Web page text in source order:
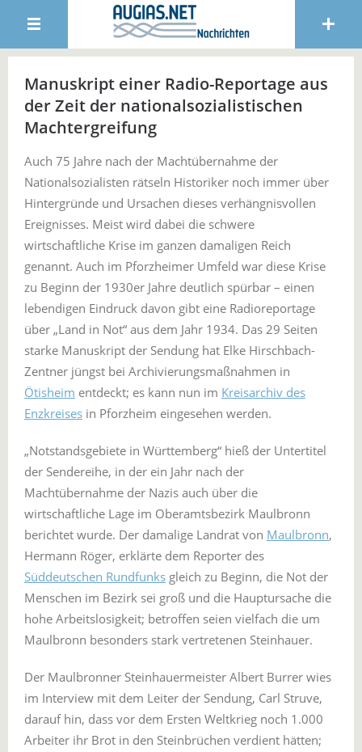
Manuskript einer Radio-Reportage aus
der Zeit der nationalsozialistischen
Machtergreifung
Auch 75 Jahre nach der Machtübernahme der
Nationalsozialisten rätseln Historiker noch immer über
Hintergründe und Ursachen dieses verhängnisvollen
Ereignisses. Meist wird dabei die schwere
wirtschaftliche Krise im ganzen damaligen Reich
genannt. Auch im Pforzheimer Umfeld war diese Krise
zu Beginn der 1930er Jahre deutlich spürbar – einen
lebendigen Eindruck davon gibt eine Radioreportage
über „Land in Not“ aus dem Jahr 1934. Das 29 Seiten
starke Manuskript der Sendung hat Elke Hirschbach-
Zentner jüngst bei Archivierungsmaßnahmen in
Ötisheim entdeckt; es kann nun im Kreisarchiv des
Enzkreises in Pforzheim eingesehen werden.
„Notstandsgebiete in Württemberg“ hieß der Untertitel
der Sendereihe, in der ein Jahr nach der
Machtübernahme der Nazis auch über die
wirtschaftliche Lage im Oberamtsbezirk Maulbronn
berichtet wurde. Der damalige Landrat von Maulbronn,
Hermann Röger, erklärte dem Reporter des
Süddeutschen Rundfunks gleich zu Beginn, die Not der
Menschen im Bezirk sei groß und die Hauptursache die
hohe Arbeitslosigkeit; betroffen seien vielfach die um
Maulbronn besonders stark vertretenen Steinhauer.
Der Maulbronner Steinhauermeister Albert Burrer wies
im Interview mit dem Leiter der Sendung, Carl Struve,
darauf hin, dass vor dem Ersten Weltkrieg noch 1.000
Arbeiter ihr Brot in den Steinbrüchen verdient hätten;